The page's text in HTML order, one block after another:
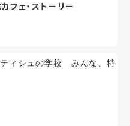
フェ・ストーリー